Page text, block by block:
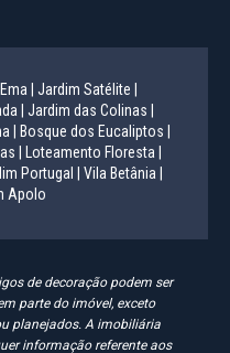
|
Jardim Satélite |
|
Jardim das Colinas |
|
Bosque dos Eucaliptos |
|
Loteamento Floresta |
Portugal |
Vila Betânia |
Apolo
de decoração podem ser
parte do imóvel, exceto
planejados. A imobiliária
informação referente aos